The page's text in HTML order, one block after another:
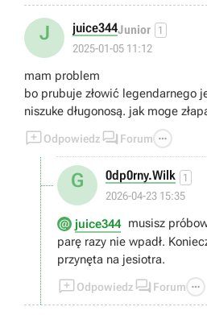
J juice344Junior 1
2025-01-05 11:12
mam problem
bo prubuje złowić legendarnego
niszuke długonosą. jak moge
Odpowiedz  Forum 
G 0dp0rny.Wilk 1
2026-04-23 15:35
juice344 musisz
parę razy nie wpadł.
przynęta na jesiotra.
Odpowiedz  Forum 